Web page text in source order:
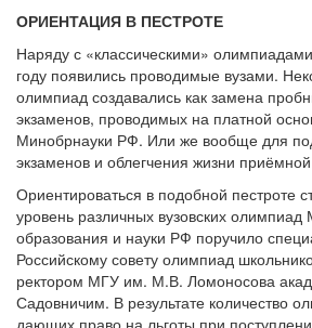
ОРИЕНТАЦИЯ В ПЕСТРОТЕ
Наряду с «классическими»
году появились проводимые вузами.
олимпиад создавались как замена
экзаменов, проводимых на платной
Минобрнауки РФ. Или же вообще для
экзаменов и облегчения жизни
Ориентироваться в подобной пестроте
уровень различных вузовских олимпиад
образования и науки РФ поручило
Российскому совету олимпиад
ректором МГУ им. М.В. Ломоносова
Садовничим. В результате количество
дающих право на льготы при